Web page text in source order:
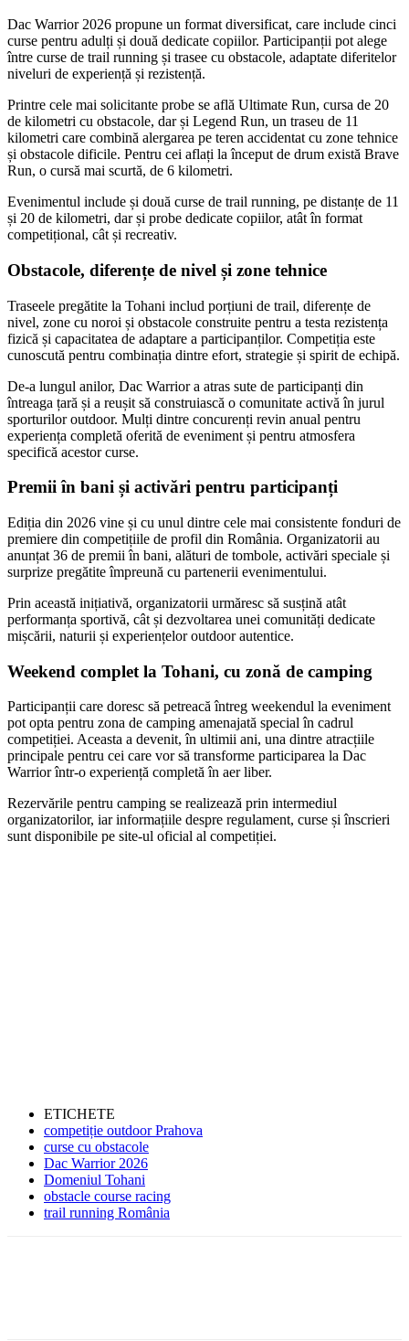
Dac Warrior 2026 propune un format diversificat, care include cinci
curse pentru adulți și două dedicate copiilor. Participanții pot alege
între curse de trail running și trasee cu obstacole, adaptate diferitelor
niveluri de experiență și rezistență.
Printre cele mai solicitante probe se află Ultimate Run, cursa de 20
de kilometri cu obstacole, dar și Legend Run, un traseu de 11
kilometri care combină alergarea pe teren accidentat cu zone tehnice
și obstacole dificile. Pentru cei aflați la început de drum există Brave
Run, o cursă mai scurtă, de 6 kilometri.
Evenimentul include și două curse de trail running, pe distanțe de 11
și 20 de kilometri, dar și probe dedicate copiilor, atât în format
competițional, cât și recreativ.
Obstacole, diferențe de nivel și zone tehnice
Traseele pregătite la Tohani includ porțiuni de trail, diferențe de
nivel, zone cu noroi și obstacole construite pentru a testa rezistența
fizică și capacitatea de adaptare a participanților. Competiția este
cunoscută pentru combinația dintre efort, strategie și spirit de echipă.
De-a lungul anilor, Dac Warrior a atras sute de participanți din
întreaga țară și a reușit să construiască o comunitate activă în jurul
sporturilor outdoor. Mulți dintre concurenți revin anual pentru
experiența completă oferită de eveniment și pentru atmosfera
specifică acestor curse.
Premii în bani și activări pentru participanți
Ediția din 2026 vine și cu unul dintre cele mai consistente fonduri de
premiere din competițiile de profil din România. Organizatorii au
anunțat 36 de premii în bani, alături de tombole, activări speciale și
surprize pregătite împreună cu partenerii evenimentului.
Prin această inițiativă, organizatorii urmăresc să susțină atât
performanța sportivă, cât și dezvoltarea unei comunități dedicate
mișcării, naturii și experiențelor outdoor autentice.
Weekend complet la Tohani, cu zonă de camping
Participanții care doresc să petreacă întreg weekendul la eveniment
pot opta pentru zona de camping amenajată special în cadrul
competiției. Aceasta a devenit, în ultimii ani, una dintre atracțiile
principale pentru cei care vor să transforme participarea la Dac
Warrior într-o experiență completă în aer liber.
Rezervările pentru camping se realizează prin intermediul
organizatorilor, iar informațiile despre regulament, curse și înscrieri
sunt disponibile pe site-ul oficial al competiției.
ETICHETE
competiție outdoor Prahova
curse cu obstacole
Dac Warrior 2026
Domeniul Tohani
obstacle course racing
trail running România